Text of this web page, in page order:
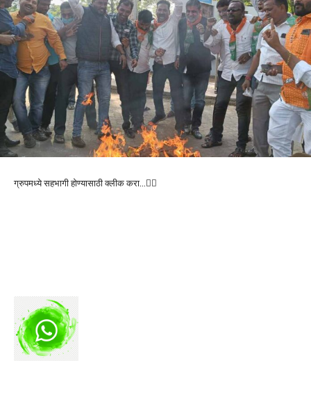
ग्रुपमध्ये सहभागी होण्यासाठी क्लीक करा…👆🏻